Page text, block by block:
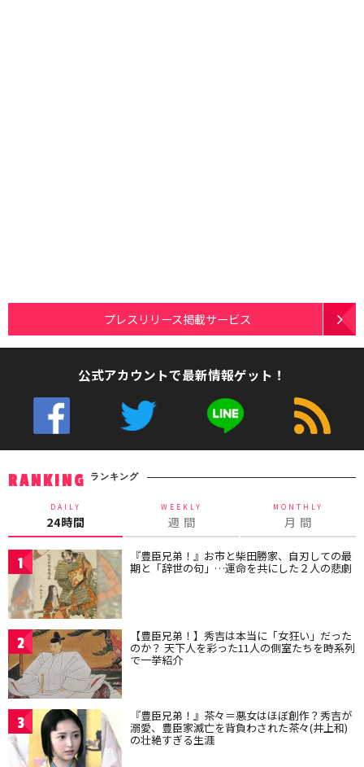
プレスリリース掲載サービス
公式アカウントで最新情報ゲット！
RANKING ランキング
DAILY
24時間
WEEKLY
週 間
MONTHLY
月 間
1 『豊臣兄弟！』お市と柴田勝家、自刃しての最
期と「辞世の句」…運命を共にした２人の悲劇
2 【豊臣兄弟！】秀吉は本当に「女狂い」だった
のか？ 天下人を彩った11人の側室たちを時系列
で一挙紹介
3 『豊臣兄弟！』茶々＝悪女はほぼ創作？秀吉が
溺愛、豊臣家滅亡を背負わされた茶々(井上和)
の壮絶すぎる生涯